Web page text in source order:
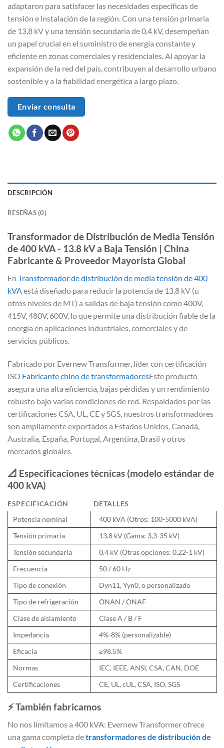
adaptaron para satisfacer las necesidades específicas de
tensión e instalación de la región. Con una tensión primaria
de 13,8 kV y una tensión secundaria de 0,4 kV, desempeñan
un papel crucial en el suministro de energía constante y
eficiente en zonas comerciales y residenciales. Al apoyar la
expansión de la red del país, contribuyen al desarrollo urbano
sostenible y a la fiabilidad energética a largo plazo.
Enviar consulta
DESCRIPCIÓN
RESEÑAS (0)
Transformador de Distribución de Media Tensión
de 400 kVA - 13.8 kV a Baja Tensión | China
Fabricante & Proveedor Mayorista Global
En Transformador de distribución de media tensión de 400
kVA está diseñado para reducir la potencia de 13,8 kV (u
otros niveles de MT) a salidas de baja tensión como 400V,
415V, 480V, 600V, lo que permite una distribución fiable de la
energía en aplicaciones industriales, comerciales y de
servicios públicos.
Fabricado por Evernew Transformer, líder con certificación
ISO Fabricante chino de transformadoresEste producto
asegura una alta eficiencia, bajas pérdidas y un rendimiento
robusto bajo varias condiciones de red. Respaldados por las
certificaciones CSA, UL, CE y SGS, nuestros transformadores
son ampliamente exportados a Estados Unidos, Canadá,
Australia, España, Portugal, Argentina, Brasil y otros
mercados globales.
📐 Especificaciones técnicas (modelo estándar de
400 kVA)
ESPECIFICACIÓN
DETALLES
Potencia nominal
400 kVA (Otros: 100-5000 kVA)
Tensión primaria
13,8 kV (Gama: 3,3-35 kV)
Tensión secundaria
0,4 kV (Otras opciones: 0,22-1 kV)
Frecuencia
50 / 60 Hz
Tipo de conexión
Dyn11, Yyn0, o personalizado
Tipo de refrigeración
ONAN / ONAF
Clase de aislamiento
Clase A / B / F
Impedancia
4%-8% (personalizable)
Eficacia
≥98.5%
Normas
IEC, IEEE, ANSI, CSA, CAN, DOE
Certificaciones
CE, UL, cUL, CSA, ISO, SGS
⚡También fabricamos
No nos limitamos a 400 kVA: Evernew Transformer ofrece
una gama completa detransformadores de distribución de